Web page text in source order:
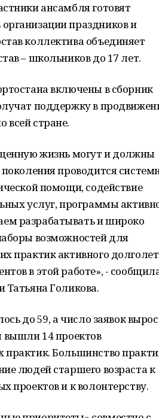
ансамбля готовят
праздников и
коллектива объединяет
– школьников до 17 лет.
включены в сборник
поддержку в
стране.
жизнь могут и должны
проводится
помощи, содействие
услуг, программы
разрабатывать и широко
возможностей для
практик активного
в этой работе», -
Татьяна Голикова.
до 59, а число заявок
вышли 14 проектов
практик. Большинство
людей старшего возраста к
проектов и к волонтерству.